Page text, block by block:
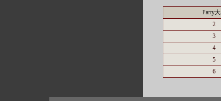
Party
2
3
4
5
6